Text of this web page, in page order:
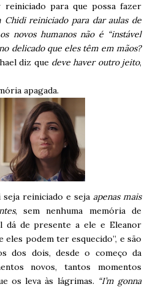
reiniciado para que possa fazer
Chidi reiniciado para dar aulas de
novos humanos não é “instável
delicado que eles têm em mãos?
diz que deve haver outro jeito,
apagada.
seja reiniciado e sejaapenas mais
, sem nenhuma memória de
dá de presente a ele e Eleanor
eles podem ter esquecido”, e são
dos dois, desde o começo da
novos, tantos momentos
os leva às lágrimas. “I’m gonna